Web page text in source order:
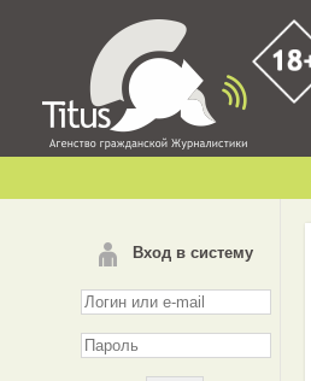
Вход в систему